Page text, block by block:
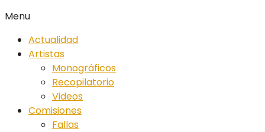
Menu
Actualidad
Artistas
Monográficos
Recopilatorio
Videos
Comisiones
Fallas